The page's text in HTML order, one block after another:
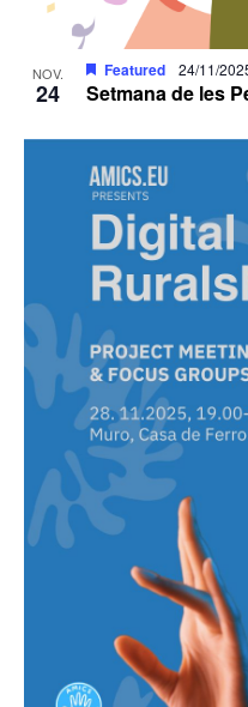
NOV.
24 Setmana de les
Featured 24/11/